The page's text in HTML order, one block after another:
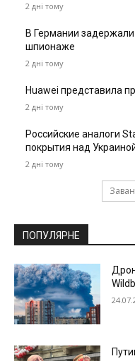
2 дні тому
В Германии
шпионаже
2 дні тому
Huawei представила
2 дні тому
Российские аналоги
покрытия над
2 дні тому
ПОПУЛЯРНЕ